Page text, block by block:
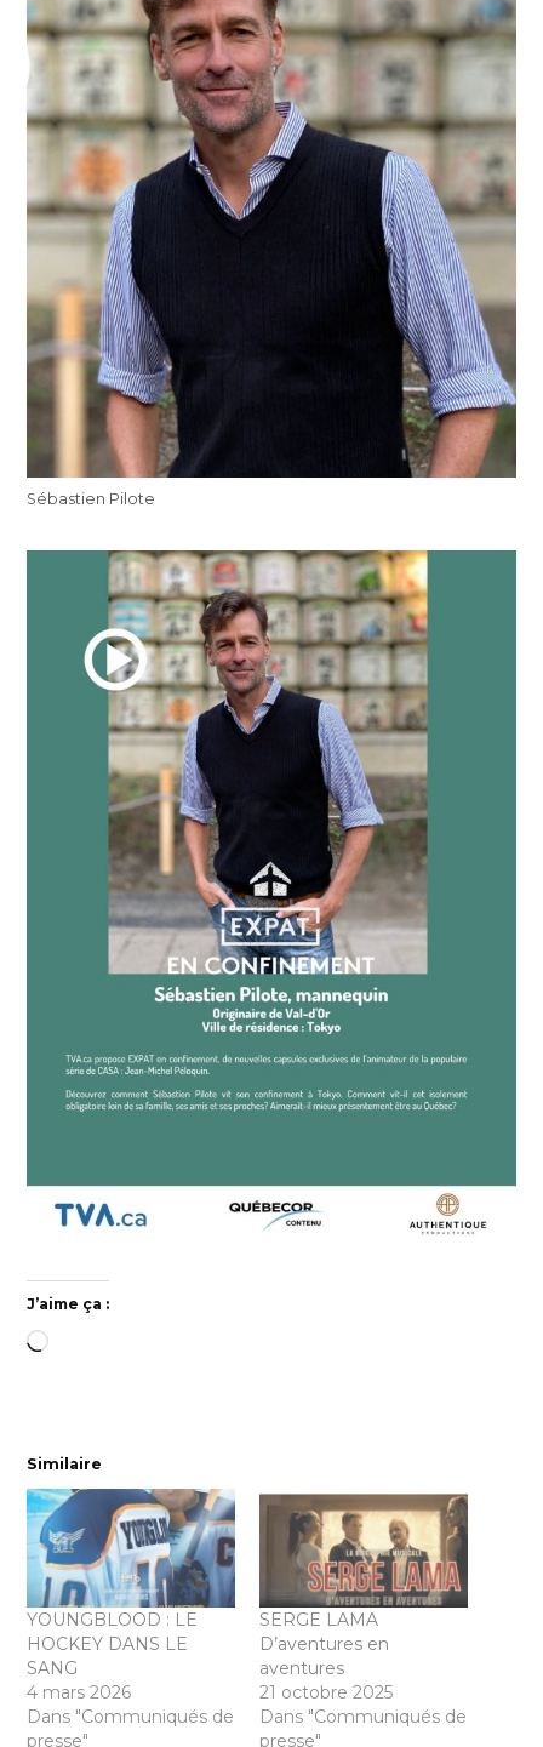
Sébastien Pilote
J’aime ça :
Chargement…
Similaire
YOUNGBLOOD : LE
HOCKEY DANS LE
SANG
4 mars 2026
Dans "Communiqués de
presse"
SERGE LAMA
D’aventures en
aventures
21 octobre 2025
Dans "Communiqués de
presse"